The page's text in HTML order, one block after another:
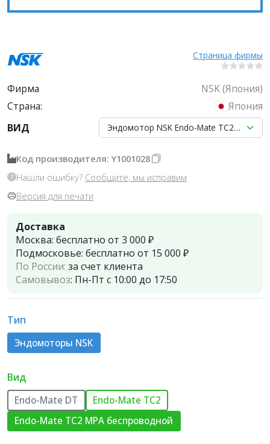
Страница фирмы
Фирма
NSK (Япония)
Страна:
Япония
ВИД
Эндомотор NSK Endo-Mate TC2 MPA
Код производителя: Y1001028
Нашли ошибку? Сообщите, мы исправим
Версия для печати
Доставка
Москва: бесплатно от 3 000 ₽
Подмосковье: бесплатно от 15 000 ₽
По России: за счет клиента
Самовывоз: Пн-Пт с 10:00 до 17:50
Тип
Эндомоторы NSK
Вид
Endo-Mate DT
Endo-Mate TC2
Endo-Mate TC2 MPA беспроводной